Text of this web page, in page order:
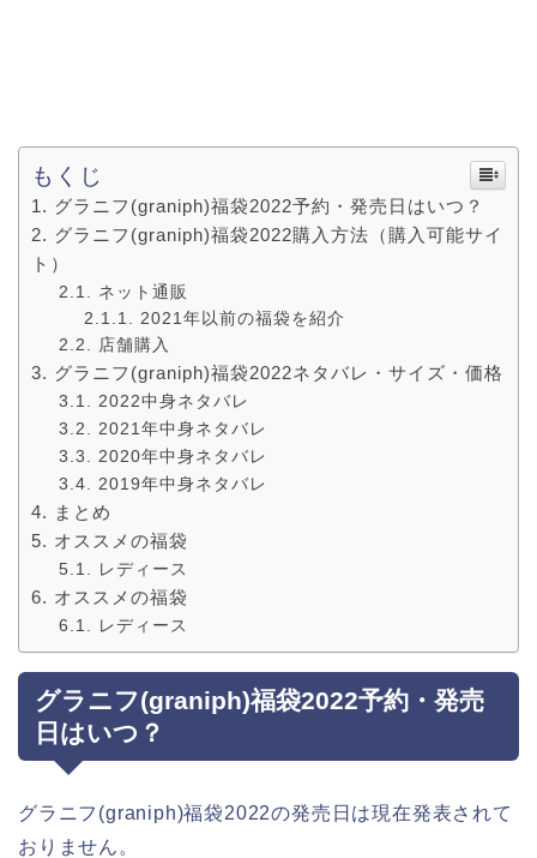
もくじ
グラニフ(graniph)福袋2022予約・発売日はいつ？
グラニフ(graniph)福袋2022購入方法（購入可能サイ
ト）
ネット通販
2021年以前の福袋を紹介
店舗購入
グラニフ(graniph)福袋2022ネタバレ・サイズ・価格
2022中身ネタバレ
2021年中身ネタバレ
2020年中身ネタバレ
2019年中身ネタバレ
まとめ
オススメの福袋
レディース
オススメの福袋
レディース
グラニフ(graniph)福袋2022予約・発売
日はいつ？
グラニフ(graniph)福袋2022の発売日は現在発表されて
おりません。